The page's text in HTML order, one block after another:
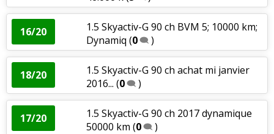
16/20
1.5 Skyactiv-G 90 ch BVM 5; 10000 km;
Dynamiq (0 )
18/20
1.5 Skyactiv-G 90 ch achat mi janvier
2016... (0 )
17/20
1.5 Skyactiv-G 90 ch 2017 dynamique
50000 km (0 )